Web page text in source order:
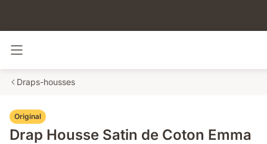
Draps-housses
Original
Drap Housse Satin de Coton Emma